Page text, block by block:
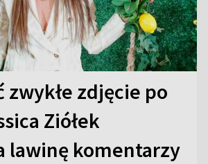
zwykłe zdjęcie po
Ziółek
lawinę komentarzy